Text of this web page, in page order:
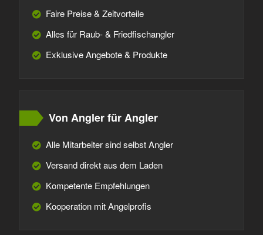
Faire Preise & Zeitvorteile
Alles für Raub- & Friedfischangler
Exklusive Angebote & Produkte
Von Angler für Angler
Alle Mitarbeiter sind selbst Angler
Versand direkt aus dem Laden
Kompetente Empfehlungen
Kooperation mit Angelprofis